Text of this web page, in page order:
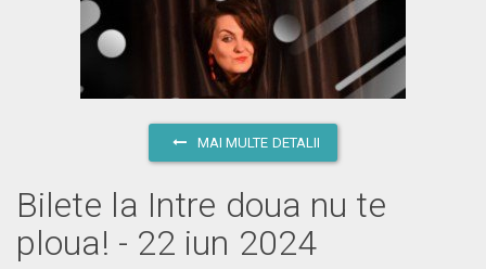
MAI MULTE DETALII
Bilete la Intre doua nu te
ploua! - 22 iun 2024